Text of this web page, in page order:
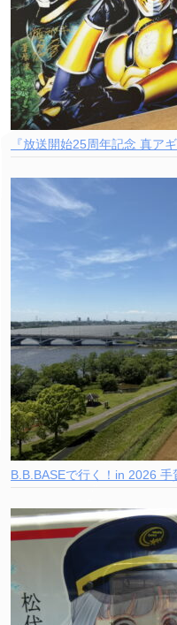
『放送開始25周年記念 真ア
B.B.BASEで行く！in 2026